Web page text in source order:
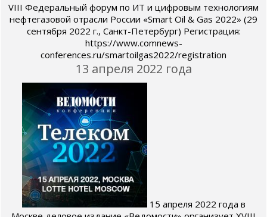
VIII Федеральный форум по ИТ и цифровым технологиям
нефтегазовой отрасли России «Smart Oil & Gas 2022» (29
сентября 2022 г., Санкт-Петербург) Регистрация:
https://www.comnews-
conferences.ru/smartoilgas2022/registration
13 апреля 2022 года
15 апреля 2022 года в